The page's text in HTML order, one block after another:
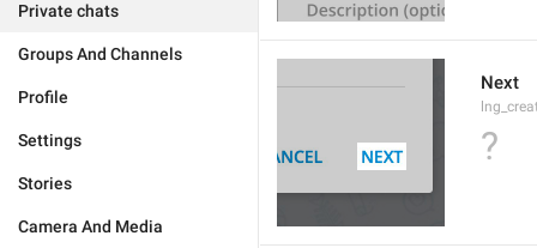
Private chats
Groups And Channels
Profile
Settings
Stories
Camera And Media
Next
?